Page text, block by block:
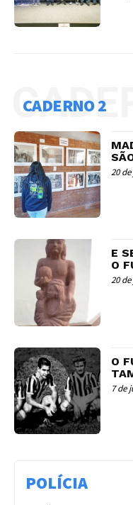
CADERNO 2
20
E
O
20
O
7 de
POLÍCIA